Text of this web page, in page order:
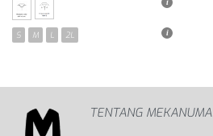
S M L 2L
TENTANG MEKANUMA